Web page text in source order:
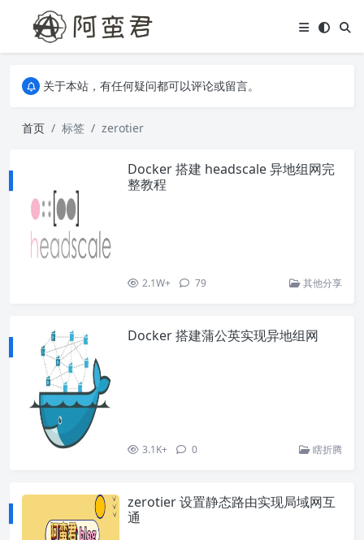
关于本站，有任何疑问都可以评论或留言。
关于本站，有任何疑问都可以评论或留言。
首页
标签 zerotier
Docker 搭建 headscale 异地组网完
整教程
2.1W+ 79 其他分享
Docker 搭建蒲公英实现异地组网
3.1K+ 0 瞎折腾
zerotier 设置静态路由实现局域网互
通